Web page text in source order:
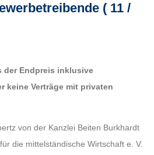
( 11 /
der Endpreis inklusive
keine Verträge mit privaten
von der Kanzlei Beiten Burkhardt
die mittelständische Wirtschaft e. V.